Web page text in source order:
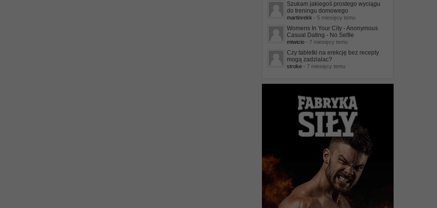
Szukam jakiegoś prostego wyciągu
do treningu domowego
martinrekk - 5 miesięcy temu
Womens In Your City - Anonymous
Casual Dating - No Selfie
mtwicio- 7 miesięcy temu
Czy tabletki na erekcję bez recepty
mogą zadzialac?
stroke- 7 miesięcy temu